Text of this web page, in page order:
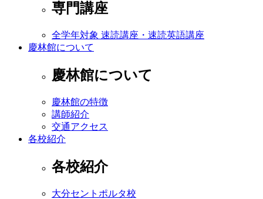
専門講座
全学年対象 速読講座・速読英語講座
慶林館について
慶林館について
慶林館の特徴
講師紹介
交通アクセス
各校紹介
各校紹介
大分セントポルタ校